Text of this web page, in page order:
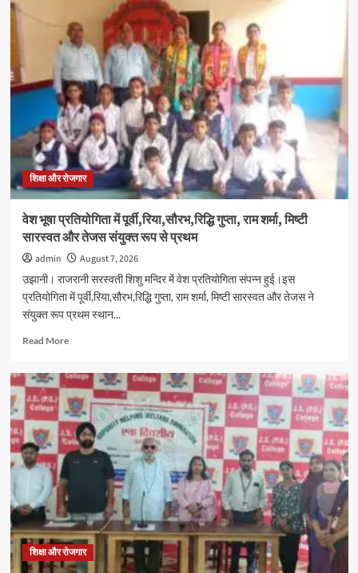
मुक्त
भारत
अभियान
अंतर्गत
राजकीय
मेडिकल
कॉलेज
बदायूँ
जागरूकता
रैली
आयोजन
शिक्षा और रोजगार
वेश भूषा प्रतियोगिता में पूर्वी,रिया,सौरभ,रिद्धि गुप्ता, राम शर्मा, मिष्टी
सारस्वत और तेजस संयुक्त रूप से प्रथम
admin
August 7, 2026
उझानी। राजरानी सरस्वती शिशु मन्दिर में वेश प्रतियोगिता संपन्न हुई।इस
प्रतियोगिता में पूर्वी,रिया,सौरभ,रिद्धि गुप्ता, राम शर्मा, मिष्टी सारस्वत और तेजस ने
संयुक्त रूप प्रथम स्थान...
Read MoreRead
वेश
भूषा
प्रतियोगिता
में
पूर्वी,रिया,सौरभ,रिद्धि
गुप्ता,
शर्मा,
सारस्वत
और
तेजस
संयुक्त
शिक्षा और रोजगार